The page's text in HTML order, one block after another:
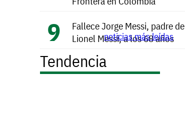
Fallece Jorge Messi, padre de
Lionel Messi, a los 68 años
noticias más leídas
Tendencia